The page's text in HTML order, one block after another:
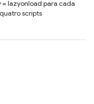
= lazyonload para cada
scripts